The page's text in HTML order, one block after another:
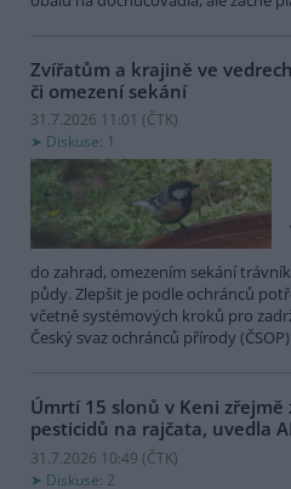
Zvířatům a krajině ve
či omezení sekání
31.7.2026 11:01 (ČTK)
Diskuse: 1
do zahrad, omezením sekání
půdy. Zlepšit je podle ochránců
včetně systémových kroků pro
Český svaz ochránců přírody (ČSOP).
Úmrtí 15 slonů v Keni zřejmě
pesticidů na rajčata, uvedla
31.7.2026 10:49 (ČTK)
Diskuse: 2